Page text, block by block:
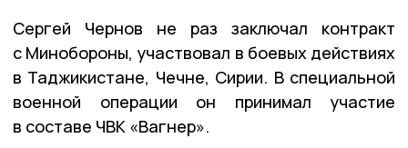
Сергей Чернов не раз заключал контракт
с Минобороны, участвовал в боевых действиях
в Таджикистане, Чечне, Сирии. В специальной
военной операции он принимал участие
в составе ЧВК «Вагнер».